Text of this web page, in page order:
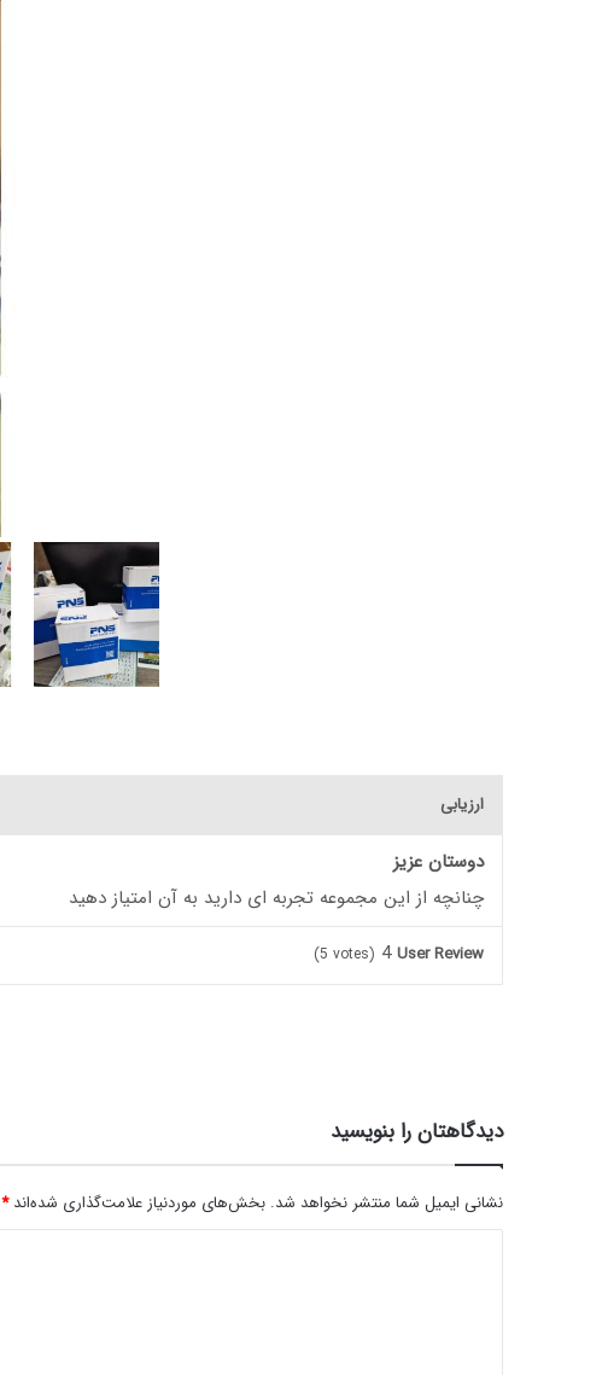
ارزیابی
دوستان عزیز
چنانچه از این مجموعه تجربه ای دارید به آن امتیاز دهید
User Review
4
(5 votes)
دیدگاهتان را بنویسید
نشانی ایمیل شما منتشر نخواهد شد. بخش‌های موردنیاز علامت‌گذاری شده‌اند*